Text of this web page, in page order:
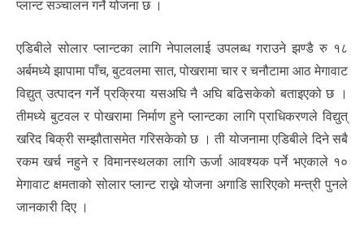
प्लान्ट सञ्चालन गर्ने योजना छ ।
एडिबीले सोलार प्लान्टका लागि नेपाललाई उपलब्ध गराउने झण्डै रु १८
अर्बमध्ये झापामा पाँच, बुटवलमा सात, पोखरामा चार र चनौटामा आठ मेगावाट
विद्युत् उत्पादन गर्ने प्रक्रिया यसअघि नै अघि बढिसकेको बताइएको छ ।
तीमध्ये बुटवल र पोखरामा निर्माण हुने प्लान्टका लागि प्राधिकरणले विद्युत्
खरिद बिक्री सम्झौतासमेत गरिसकेको छ । ती योजनामा एडिबीले दिने सबै
रकम खर्च नहुने र विमानस्थलका लागि ऊर्जा आवश्यक पर्ने भएकाले १०
मेगावाट क्षमताको सोलार प्लान्ट राख्ने योजना अगाडि सारिएको मन्त्री पुनले
जानकारी दिए ।